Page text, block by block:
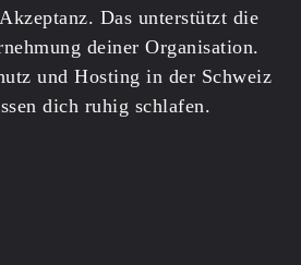
Das unterstützt die
deiner Organisation.
und Hosting in der Schweiz
dich ruhig schlafen.